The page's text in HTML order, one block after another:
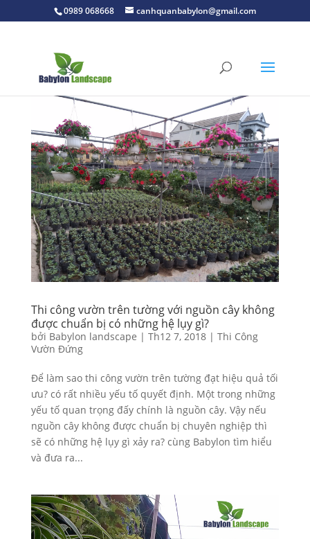
0989 068668 canhquanbabylon@gmail.com
Thi công vườn trên tường với nguồn cây không
được chuẩn bị có những hệ lụy gì?
bởi Babylon landscape | Th12 7, 2018| Thi Công
Vườn Đứng
Để làm sao thi công vườn trên tường đạt hiệu quả tối
ưu? có rất nhiều yếu tố quyết định. Một trong những
yếu tố quan trọng đấy chính là nguồn cây. Vậy nếu
nguồn cây không được chuẩn bị chuyên nghiệp thì
sẽ có những hệ lụy gì xảy ra? cùng Babylon tìm hiểu
và đưa ra...